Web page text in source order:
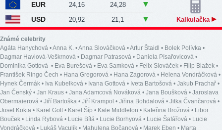
EUR 24,16 24,28
USD 20,92 21,1 Kalkulačka
Známé celebrity
Agáta Hanychová •Anna K. •Anna Slováčková •Artur Štaidl • Bolek Polívka •
Dagmar Havlová-Veškrnová • Dagmar Patrasová • Daniela Písařovicová •
Dominika Gottová • Eva Burešová • Eva Samková • Felix Slováček • Filip Blažek •
František Ringo Čech • Hana Gregorová • Hana Zagorová • Helena Vondráčková •
Hynek Čermák • Iva Kubelková • Ivana Gottová • Iveta Bartošová • Jakub Prachař •
Jan Čenský • Jan Kraus • Jana Adamcová Nováková • Jana Boušková • Jaroslava
Obermaierová • Jiří Bartoška • Jiří Krampol • Jiřina Bohdalová • Jitka Čvančarová •
Josef Kokta • Karel Gott• Karel Šíp • Kate Middleton • Kateřina Brožová • Libor
Bouček • Linda Rybová • Lucie Bílá • Lucie Borhyová • Lucie Šafářová • Lucie
Vondráčková • Lukáš Vaculík • Mahulena Bočanová • Marek Eben • Marta